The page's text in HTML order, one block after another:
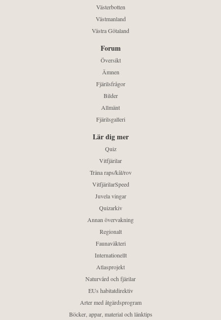
Västerbotten
Västmanland
Västra Götaland
Forum
Översikt
Ämnen
Fjärilsfrågor
Bilder
Allmänt
Fjärilsgalleri
Lär dig mer
Quiz
Vitfjärilar
Träna raps/kål/rov
VitfjärilarSpeed
Juvela vingar
Quizarkiv
Annan övervakning
Regionalt
Faunaväkteri
Internationellt
Atlasprojekt
Naturvård och fjärilar
EUs habitatdirektiv
Arter med åtgärdsprogram
Böcker, appar, material och länktips